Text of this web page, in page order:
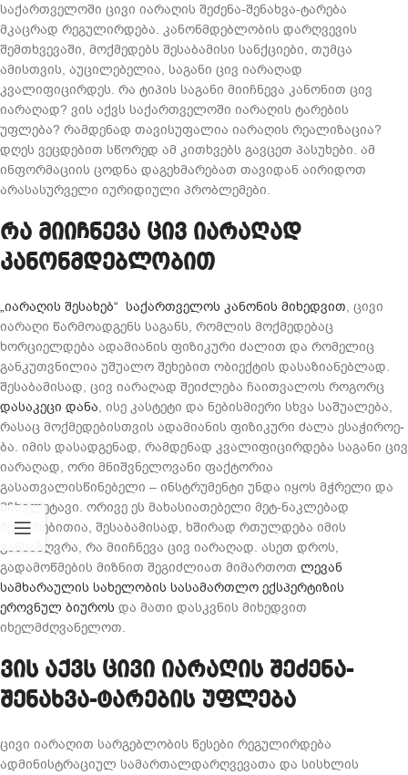
საქართველოში ცივი იარაღის შეძენა-შენახვა-ტარება
მკაცრად რეგულირდება. კანონმდებლობის დარღვევის
შემთხვევაში, მოქმედებს შესაბამისი სანქციები, თუმცა
ამისთვის, აუცილებელია, საგანი ცივ იარაღად
კვალიფიცირდეს. რა ტიპის საგანი მიიჩნევა კანონით ცივ
იარაღად? ვის აქვს საქართველოში იარაღის ტარების
უფლება? რამდენად თავისუფალია იარაღის რეალიზაცია?
დღეს ვეცდებით სწორედ ამ კითხვებს გავცეთ პასუხები. ამ
ინფორმაციის ცოდნა დაგეხმარებათ თავიდან აირიდოთ
არასასურველი იურიდიული პრობლემები.
რა მი­იჩ­ნე­ვა ცივ ია­რა­ღად
კანონმდებლობით
„იარაღის შესახებ“ საქართველოს კანონის მიხედვით, ცივი
იარაღი წარმოადგენს საგანს, რომლის მოქმედებაც
ხორციელდება ადამიანის ფიზიკური ძალით და რომელიც
განკუთვნილია უშუალო შეხებით ობიექტის დასაზიანებლად.
შესაბამისად, ცივ ია­რა­ღად შე­იძ­ლე­ბა ჩა­ით­ვა­ლოს რო­გორც
დასაკეცი დანა, ისე კას­ტე­ტი და ნე­ბის­მი­ე­რი სხვა სა­შუ­ა­ლე­ბა,
რა­საც მოქ­მე­დე­ბის­თვის ადა­მი­ა­ნის ფი­ზი­კუ­რი ძალა ესა­ჭი­რო­ე­
ბა. იმის დასადგენად, რამდენად კვალიფიცირდება საგანი ცივ
იარაღად, ორი მნიშვნელოვანი ფაქტორია
გასათვალისწინებელი – ინსტრუმენტი უნდა იყოს მჭრელი და
მჩხვლეტავი. ორივე ეს მახასიათებელი მეტ-ნაკლებად
შედარებითია, შესაბამისად, ხშირად რთულდება იმის
განსაზღვრა, რა მიიჩნევა ცივ იარაღად. ასეთ დროს,
გადამოწმების მიზნით შეგიძლიათ მიმართოთ ლევან
სამხარაულის სახელობის სასამართლო ექსპერტიზის
ეროვნულ ბიუროს და მათი დასკვნის მიხედვით
იხელმძღვანელოთ.
ვის აქვს ცივი იარაღის შეძენა-
შენახვა-ტარების უფლება
ცივი იარაღით სარგებლობის წესები რეგულირდება
ადმინისტრაციულ სამართალდარღვევათა და სისხლის